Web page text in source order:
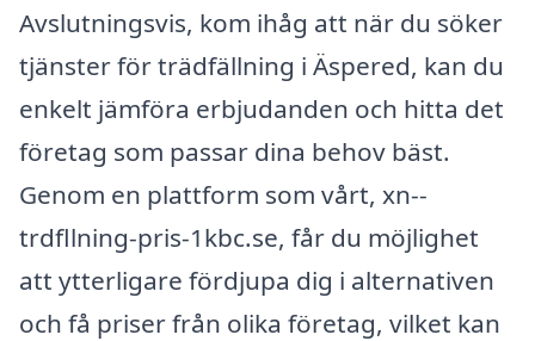
Avslutningsvis, kom ihåg att när du söker
tjänster för trädfällning i Äspered, kan du
enkelt jämföra erbjudanden och hitta det
företag som passar dina behov bäst.
Genom en plattform som vårt, xn--
trdfllning-pris-1kbc.se, får du möjlighet
att ytterligare fördjupa dig i alternativen
och få priser från olika företag, vilket kan